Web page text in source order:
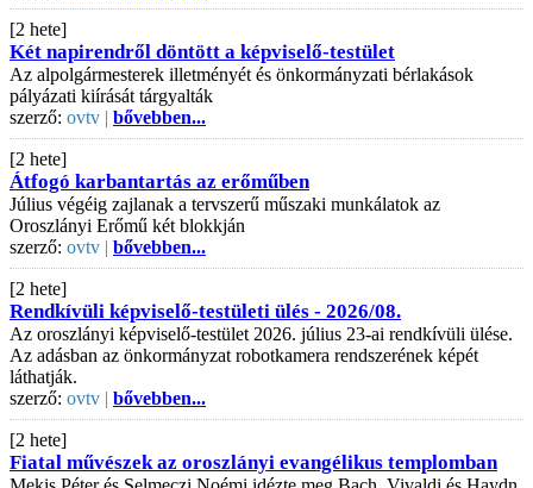
[2 hete]
Két napirendről döntött a képviselő-testület
Az alpolgármesterek illetményét és önkormányzati bérlakások
pályázati kiírását tárgyalták
szerző: ovtv | bővebben...
[2 hete]
Átfogó karbantartás az erőműben
Július végéig zajlanak a tervszerű műszaki munkálatok az
Oroszlányi Erőmű két blokkján
szerző: ovtv | bővebben...
[2 hete]
Rendkívüli képviselő-testületi ülés - 2026/08.
Az oroszlányi képviselő-testület 2026. július 23-ai rendkívüli ülése.
Az adásban az önkormányzat robotkamera rendszerének képét
láthatják.
szerző: ovtv | bővebben...
[2 hete]
Fiatal művészek az oroszlányi evangélikus templomban